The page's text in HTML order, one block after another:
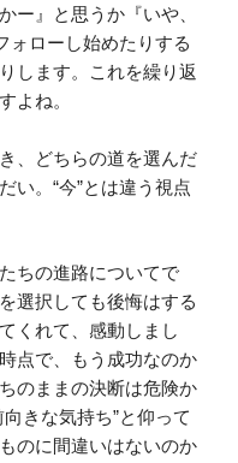
ー』と思うか『いや、
ォローし始めたりする
します。これを繰り返
よね。
、どちらの道を選んだ
い。“今”とは違う視点
ちの進路についてで
選択しても後悔はする
くれて、感動しまし
点で、もう成功なのか
のままの決断は危険か
きな気持ち”と仰って
のに間違いはないのか